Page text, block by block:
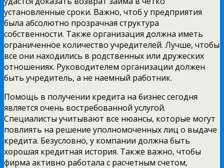
установленные сроки. Важно, чтоб у предприятия
была абсолютно прозрачная структура
собственности. Также организация должна иметь
ограниченное количество учредителей. Лучше, чтобы
все они находились в родственных или дружеских
отношениях. Руководителем организации должен
быть учредитель, а не наемный работник.
Помощь в получении кредита на бизнес сегодня
является очень востребованной услугой.
Специалисты учитывают все нюансы, которые могут
повлиять на решение уполномоченных лиц о выдаче
кредита. Безусловно, у компании должна быть
хорошая кредитная история. Также важно, чтобы
фирма активно работала с расчетным счетом,